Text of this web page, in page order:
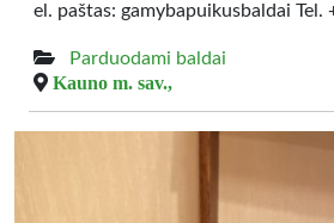
el. paštas: gamybapuikusbaldai Tel.
Parduodami baldai
Kauno m. sav.,